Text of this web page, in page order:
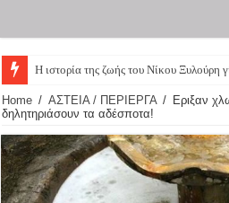
Η ιστορία της ζωής του Νίκου Ξυλούρη
Home / ΑΣΤΕΙΑ / ΠΕΡΙΕΡΓΑ / Εριξαν
δηλητηριάσουν τα αδέσποτα!